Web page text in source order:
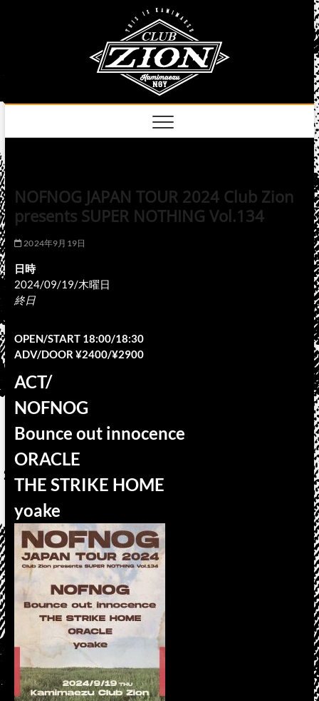
NOFNOG JAPAN TOUR 2024 Club Zion
presents SUPER NOTHING Vol.134
2024年9月19日
日時
2024/09/19/木曜日
終日
OPEN/START 18:00/18:30
ADV/DOOR ¥2400/¥2900
ACT/
NOFNOG
Bounce out innocence
ORACLE
THE STRIKE HOME
yoake